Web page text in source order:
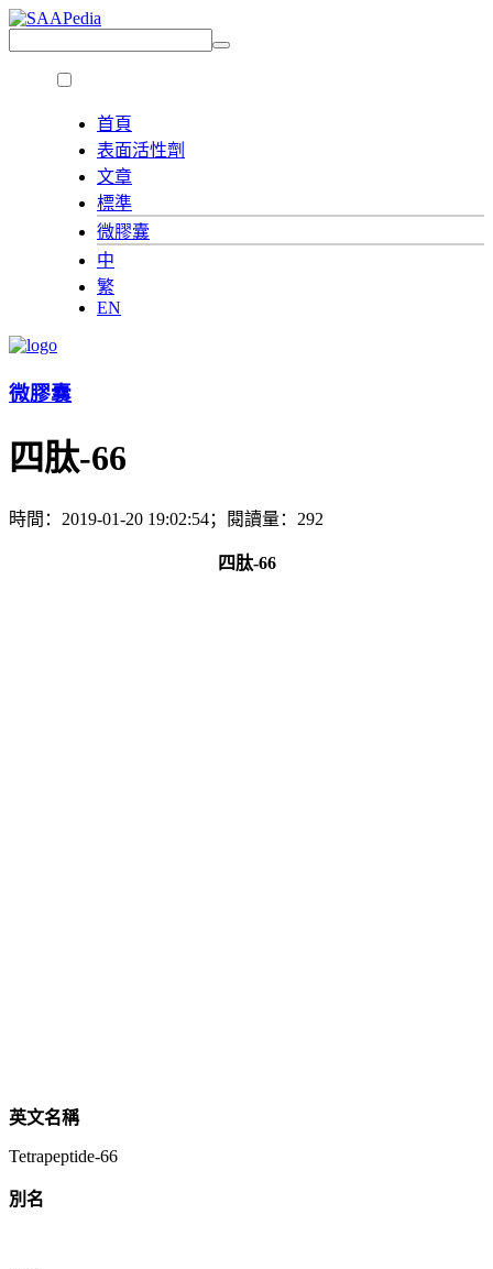
首頁
表面活性劑
文章
標準
微膠囊
中
繁
EN
微膠囊
四肽-66
時間：2019-01-20 19:02:54；閱讀量：292
四肽-66
英文名稱
Tetrapeptide-66
別名